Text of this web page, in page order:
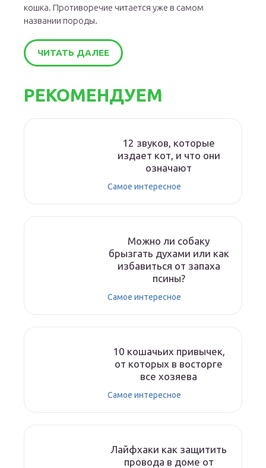
кошка. Противоречие читается уже в самом
названии породы.
ЧИТАТЬ ДАЛЕЕ
РЕКОМЕНДУЕМ
12 звуков, которые
издает кот, и что они
означают
Самое интересное
Можно ли собаку
брызгать духами или как
избавиться от запаха
псины?
Самое интересное
10 кошачьих привычек,
от которых в восторге
все хозяева
Самое интересное
Лайфхаки как защитить
провода в доме от